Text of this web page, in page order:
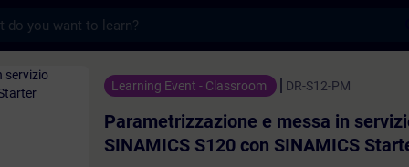
e messa in servizio SINAMICS
Learning Event - Classroom DR-S12-PM
Parametrizzazione e messa in
SINAMICS S120 con SINAMICS